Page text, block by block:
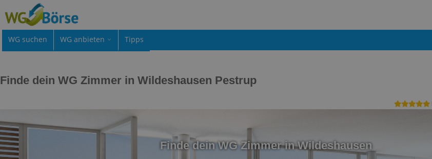
WG suchen WG anbieten Tipps
Finde dein WG Zimmer in Wildeshausen Pestrup
Finde dein WG Zimmer in Wildeshausen